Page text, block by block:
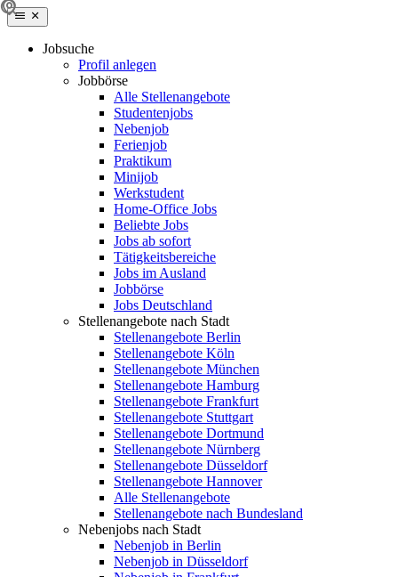
Jobsuche
Profil anlegen
Jobbörse
Alle Stellenangebote
Studentenjobs
Nebenjob
Ferienjob
Praktikum
Minijob
Werkstudent
Home-Office Jobs
Beliebte Jobs
Jobs ab sofort
Tätigkeitsbereiche
Jobs im Ausland
Jobbörse
Jobs Deutschland
Stellenangebote nach Stadt
Stellenangebote Berlin
Stellenangebote Köln
Stellenangebote München
Stellenangebote Hamburg
Stellenangebote Frankfurt
Stellenangebote Stuttgart
Stellenangebote Dortmund
Stellenangebote Nürnberg
Stellenangebote Düsseldorf
Stellenangebote Hannover
Alle Stellenangebote
Stellenangebote nach Bundesland
Nebenjobs nach Stadt
Nebenjob in Berlin
Nebenjob in Düsseldorf